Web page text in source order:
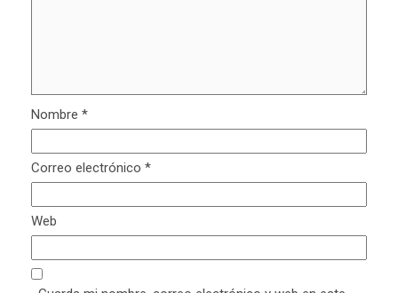
Nombre *
Correo electrónico *
Web